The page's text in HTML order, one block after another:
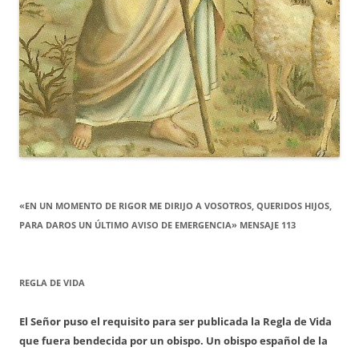
«EN UN MOMENTO DE RIGOR ME DIRIJO A VOSOTROS, QUERIDOS HIJOS,
PARA DAROS UN ÚLTIMO AVISO DE EMERGENCIA» MENSAJE 113
REGLA DE VIDA
El Señor puso el requisito para ser publicada la Regla de Vida
que fuera bendecida por un obispo. Un obispo español de la